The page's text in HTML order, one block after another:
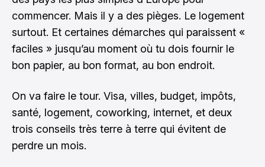
commencer. Mais il y a des pièges. Le logement
surtout. Et certaines démarches qui paraissent «
faciles » jusqu’au moment où tu dois fournir le
bon papier, au bon format, au bon endroit.
On va faire le tour. Visa, villes, budget, impôts,
santé, logement, coworking, internet, et deux
trois conseils très terre à terre qui évitent de
perdre un mois.